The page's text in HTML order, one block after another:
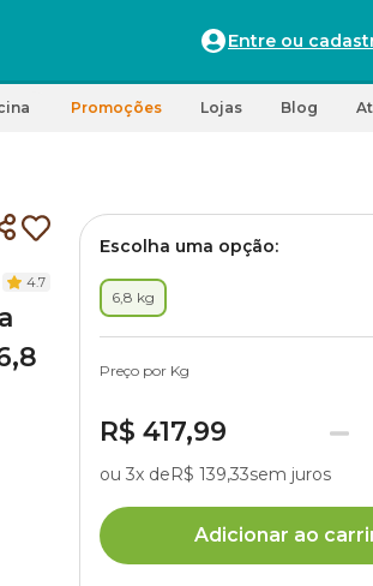
Entre ou
Promoções Lojas Blog
4.7
Escolha uma opção:
6,8 kg
Preço por Kg
R$ 417,99
ou 3x deR$ 139,33sem juros
Adicionar ao